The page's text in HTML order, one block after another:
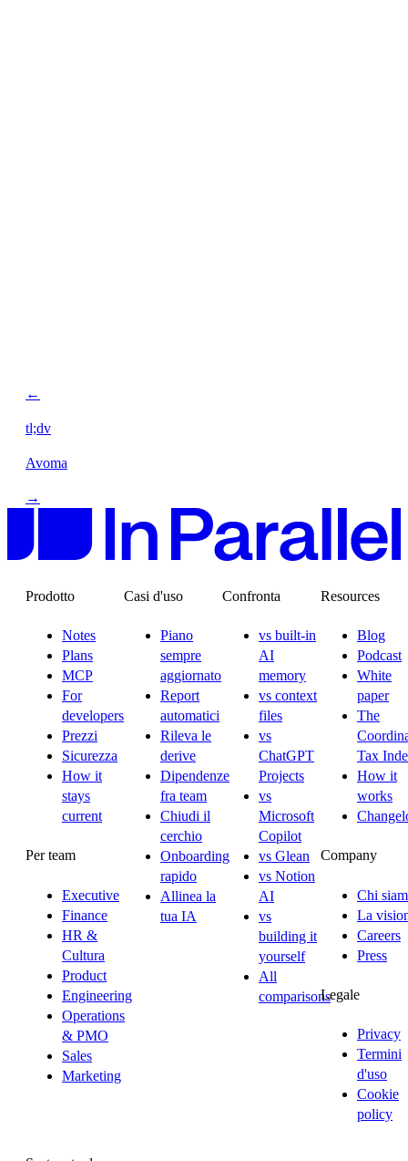
←
tl;dv
Avoma
→
Prodotto
Notes
Plans
MCP
For
developers
Prezzi
Sicurezza
How it
stays
current
Per team
Executive
Finance
HR &
Cultura
Product
Engineering
Operations
& PMO
Sales
Marketing
Casi d'uso
Piano
sempre
aggiornato
Report
automatici
Rileva le
derive
Dipendenze
fra team
Chiudi il
cerchio
Onboarding
rapido
Allinea la
tua IA
Confronta
vs built-in
AI
memory
vs context
files
vs
ChatGPT
Projects
vs
Microsoft
Copilot
vs Glean
vs Notion
AI
vs
building it
yourself
All
comparisons
Resources
Blog
Podcast
White
paper
The
Tax
How it
works
Company
Chi
La
Careers
Press
Legale
Privacy
Termini
d'uso
Cookie
policy